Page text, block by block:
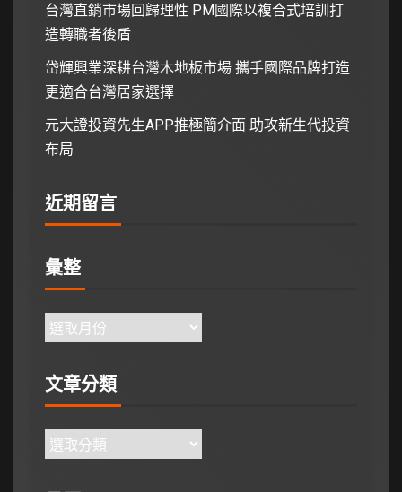
台灣直銷市場回歸理性 PM國際以複合式培訓打
造轉職者後盾
岱輝興業深耕台灣木地板市場 攜手國際品牌打造
更適合台灣居家選擇
元大證投資先生APP推極簡介面 助攻新生代投資
布局
近期留言
彙整
文章分類